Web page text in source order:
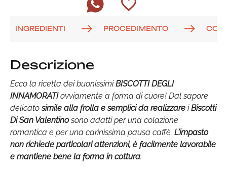
INGREDIENTI PROCEDIMENTO
Descrizione
Ecco la ricetta dei buonissimiBISCOTTI DEGLI
INNAMORATIovviamente a forma di cuore! Dal sapore
delicatosimile alla frolla e semplici da realizzare iBiscotti
Di San Valentinosono adatti per una colazione
romantica e per una carinissima pausa caffè. L'impasto
non richiede particolari attenzioni, è facilmente lavorabile
e mantiene bene la forma in cottura.